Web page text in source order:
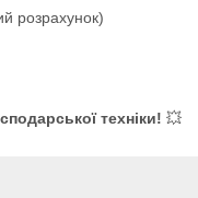
розрахунок)
техніки! 💥